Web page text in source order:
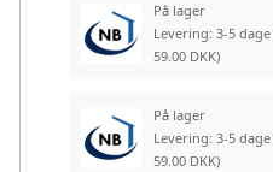
På lager
Levering: 3-5 dage
59.00 DKK)
På lager
Levering: 3-5 dage
59.00 DKK)